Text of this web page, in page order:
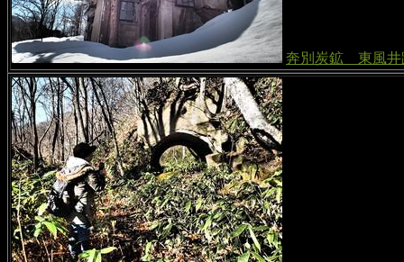
奔別炭鉱 東風井